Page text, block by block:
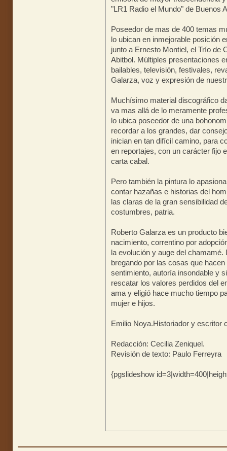
"LR1 Radio el Mundo" de Buenos
Poseedor de mas de 400 temas
lo ubican en inmejorable posición
junto a Ernesto Montiel, el Trío de
Abitbol. Múltiples presentaciones
bailables, televisión, festivales,
Galarza, voz y expresión de
Muchísimo material discográfico
va mas allá de lo meramente
lo ubica poseedor de una
recordar a los grandes, dar
inician en tan difícil camino, para
en reportajes, con un carácter fijo
carta cabal.
Pero también la pintura lo
contar hazañas e historias del
las claras de la gran sensibilidad
costumbres, patria.
Roberto Galarza es un producto
nacimiento, correntino por
la evolución y auge del
bregando por las cosas que
sentimiento, autoría insondable y
rescatar los valores perdidos del
ama y eligió hace mucho tiempo
mujer e hijos.
Emilio Noya.Historiador y escritor
Redacción: Cecilia Zeniquel.
Revisión de texto: Paulo Ferreyra
{pgslideshow